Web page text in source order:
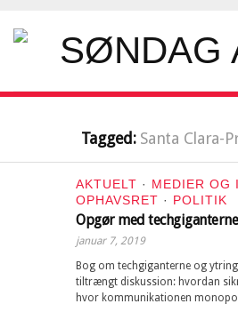
Tagged: Santa Clara-
AKTUELT · MEDIER OG
OPHAVSRET · POLITIK
Opgør med techgiganterne
januar 7, 2019
Bog om techgiganterne og
tiltrængt diskussion: hvordan
hvor kommunikationen